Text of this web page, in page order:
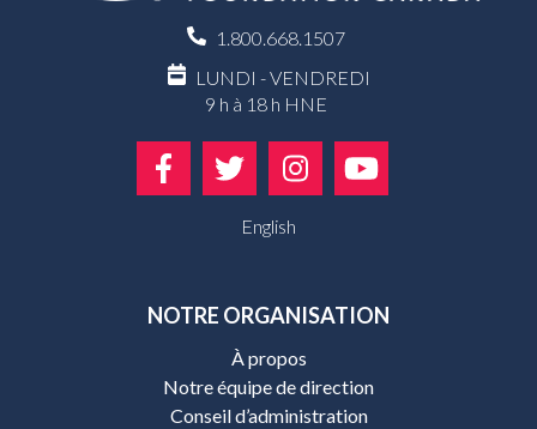
1.800.668.1507
LUNDI - VENDREDI
9 h à 18 h HNE
English
NOTRE ORGANISATION
À propos
Notre équipe de direction
Conseil d’administration